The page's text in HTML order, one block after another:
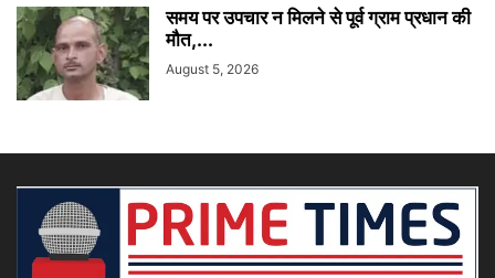
समय पर उपचार न मिलने से पूर्व ग्राम प्रधान की
मौत,...
August 5, 2026